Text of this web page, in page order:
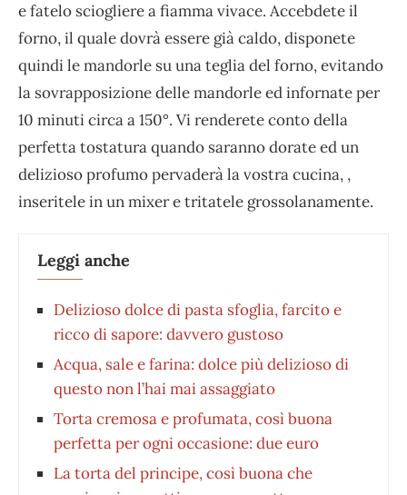
e fatelo sciogliere a fiamma vivace. Accebdete il
forno, il quale dovrà essere già caldo, disponete
quindi le mandorle su una teglia del forno, evitando
la sovrapposizione delle mandorle ed infornate per
10 minuti circa a 150°. Vi renderete conto della
perfetta tostatura quando saranno dorate ed un
delizioso profumo pervaderà la vostra cucina, ,
inseritele in un mixer e tritatele grossolanamente.
Leggi anche
Delizioso dolce di pasta sfoglia, farcito e
ricco di sapore: davvero gustoso
Acqua, sale e farina: dolce più delizioso di
questo non l’hai mai assaggiato
Torta cremosa e profumata, così buona
perfetta per ogni occasione: due euro
La torta del principe, così buona che